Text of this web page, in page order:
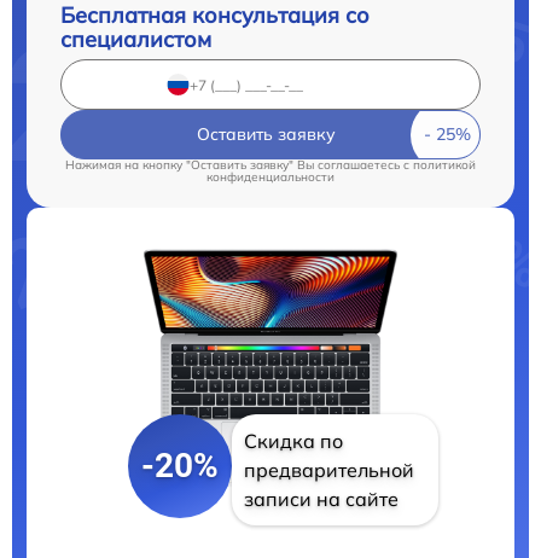
Бесплатная консультация со
специалистом
Оставить заявку
Нажимая на кнопку "Оставить заявку" Вы соглашаетесь cполитикой
конфиденциальности
-20%
Скидка по
предварительной
записи на сайте